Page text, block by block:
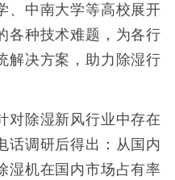
、中南大学等高校展开
各种技术难题，为各行
解决方案，助力除湿行
除湿新风行业中存在
话调研后得出：从国内
湿机在国内市场占有率